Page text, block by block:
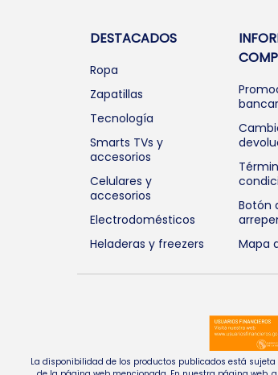
DESTACADOS
Ropa
Zapatillas
Tecnología
Smarts TVs y
accesorios
Celulares y
accesorios
Electrodomésticos
Heladeras y freezers
Botón
Mapa
La disponibilidad de los productos publicados está